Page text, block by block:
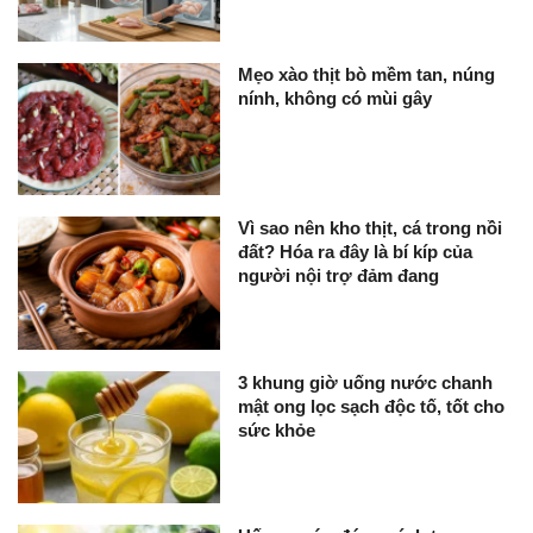
Mẹo xào thịt bò mềm tan, núng
nính, không có mùi gây
Vì sao nên kho thịt, cá trong nồi
đất? Hóa ra đây là bí kíp của
người nội trợ đảm đang
3 khung giờ uống nước chanh
mật ong lọc sạch độc tố, tốt cho
sức khỏe